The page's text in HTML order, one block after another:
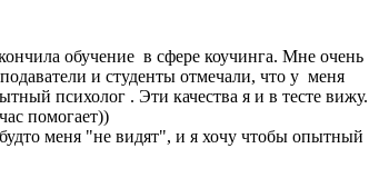
обучение в сфере коучинга. Мне очень
и студенты отмечали, что у меня
психолог . Эти качества я и в тесте вижу.
помогает))
меня "не видят", и я хочу чтобы опытный